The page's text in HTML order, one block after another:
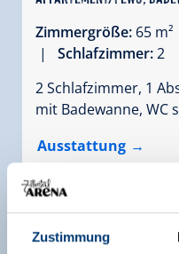
Zustimmung
Zimmergröße: 65
|
Schlafzimmer:2
2 Schlafzimmer, 1
mit Badewanne, WC
Ausstattung